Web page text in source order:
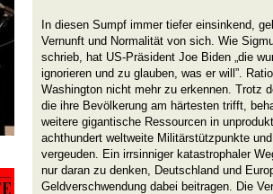
In diesen Sumpf immer tiefer einsinkend,
Vernunft und Normalität von sich. Wie
schrieb, hat US-Präsident Joe Biden „die
ignorieren und zu glauben, was er will”.
Washington nicht mehr zu erkennen. Trotz
die ihre Bevölkerung am härtesten trifft,
weitere gigantische Ressourcen in
achthundert weltweite Militärstützpunkte
vergeuden. Ein irrsinniger katastrophaler
nur daran zu denken, Deutschland und
Geldverschwendung dabei beitragen. Die